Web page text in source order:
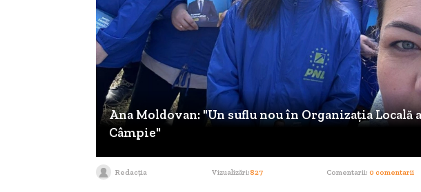
Ana Moldovan: "Un suflu nou în Organizația Locală
Câmpie"
Redacția Vizualizări:827 Comentarii: 0 comentarii